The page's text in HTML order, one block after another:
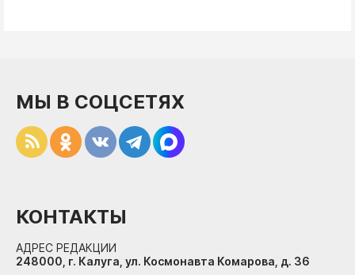
МЫ В СОЦСЕТЯХ
КОНТАКТЫ
АДРЕС РЕДАКЦИИ
248000, г. Калуга, ул. Космонавта Комарова, д. 36